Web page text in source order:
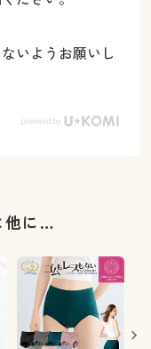
いようお願いし
他に…